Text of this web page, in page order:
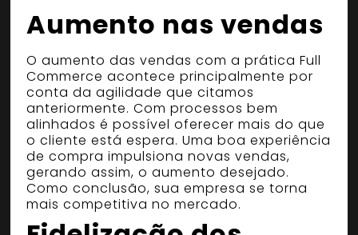
Aumento nas vendas
O aumento das vendas com a prática Full
Commerce acontece principalmente por
conta da agilidade que citamos
anteriormente. Com processos bem
alinhados é possível oferecer mais do que
o cliente está espera. Uma boa experiência
de compra impulsiona novas vendas,
gerando assim, o aumento desejado.
Como conclusão, sua empresa se torna
mais competitiva no mercado.